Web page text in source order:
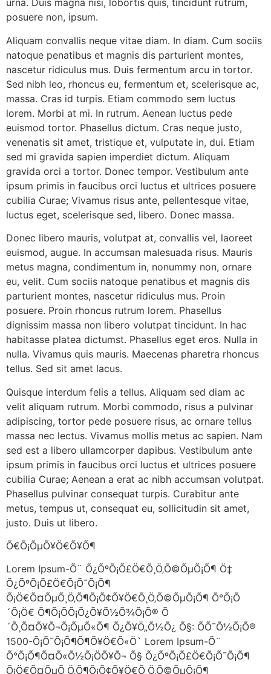
urna. Duis magna nisi, lobortis quis, tincidunt rutrum,
posuere non, ipsum.
Aliquam convallis neque vitae diam. In diam. Cum sociis
natoque penatibus et magnis dis parturient montes,
nascetur ridiculus mus. Duis fermentum arcu in tortor.
Sed nibh leo, rhoncus eu, fermentum et, scelerisque ac,
massa. Cras id turpis. Etiam commodo sem luctus
lorem. Morbi at mi. In rutrum. Aenean luctus pede
euismod tortor. Phasellus dictum. Cras neque justo,
venenatis sit amet, tristique et, vulputate in, dui. Etiam
sed mi gravida sapien imperdiet dictum. Aliquam
gravida orci a tortor. Donec tempor. Vestibulum ante
ipsum primis in faucibus orci luctus et ultrices posuere
cubilia Curae; Vivamus risus ante, pellentesque vitae,
luctus eget, scelerisque sed, libero. Donec massa.
Donec libero mauris, volutpat at, convallis vel, laoreet
euismod, augue. In accumsan malesuada risus. Mauris
metus magna, condimentum in, nonummy non, ornare
eu, velit. Cum sociis natoque penatibus et magnis dis
parturient montes, nascetur ridiculus mus. Proin
posuere. Proin rhoncus rutrum lorem. Phasellus
dignissim massa non libero volutpat tincidunt. In hac
habitasse platea dictumst. Phasellus eget eros. Nulla in
nulla. Vivamus quis mauris. Maecenas pharetra rhoncus
tellus. Sed sit amet lacus.
Quisque interdum felis a tellus. Aliquam sed diam ac
velit aliquam rutrum. Morbi commodo, risus a pulvinar
adipiscing, tortor pede posuere risus, ac ornare tellus
massa nec lectus. Vivamus mollis metus ac sapien. Nam
sed est a libero ullamcorper dapibus. Vestibulum ante
ipsum primis in faucibus orci luctus et ultrices posuere
cubilia Curae; Aenean a erat ac nibh accumsan volutpat.
Phasellus pulvinar consequat turpis. Curabitur ante
metus, tempus ut, consequat eu, sollicitudin sit amet,
justo. Duis ut libero.
Õ€Õ¡ÕµÕ¥Ö€Õ¥Õ¶
Lorem Ipsum-Õ¨ Õ¿ÕºÕ¡Õ£Ö€Õ¸Ö‚Õ©ÕµÕ¡Õ¶ Ö‡
Õ¿ÕºÕ¡Õ£Ö€Õ¡Õ¯Õ¡Õ¶
Õ¡Ö€Õ¤ÕµÕ¸Ö‚Õ¶Õ¡Õ¢Õ¥Ö€Õ¸Ö‚Õ©ÕµÕ¡Õ¶ Õ°Õ¡Õ
´Õ¡Ö€ Õ¶Õ¡Õ­Õ¡Õ¿Õ¥Õ½Õ¾Õ¡Õ® Õ
´Õ¸Õ¤Õ¥Õ¬Õ¡ÕµÕ«Õ¶ Õ¿Õ¥Ö„Õ½Õ¿ Õ§: ÕÕ¯Õ½Õ¡Õ®
1500-Õ¡Õ¯Õ¡Õ¶Õ¶Õ¥Ö€Õ«Ö` Lorem Ipsum-Õ¨
Õ°Õ¡Õ¶Õ¤Õ«Õ½Õ¡ÖÕ¥Õ¬ Õ§ Õ¿ÕºÕ¡Õ£Ö€Õ¡Õ¯Õ¡Õ¶
Õ¡Ö€Õ¤ÕµÕ¸Ö‚Õ¶Õ¡Õ¢Õ¥Ö€Õ¸Ö‚Õ©ÕµÕ¡Õ¶